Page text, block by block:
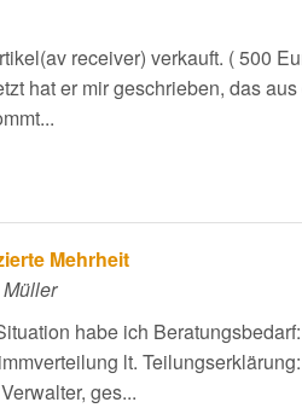
receiver) verkauft. ( 500
hat er mir geschrieben, das aus
Mehrheit
habe ich
lt.
ges...